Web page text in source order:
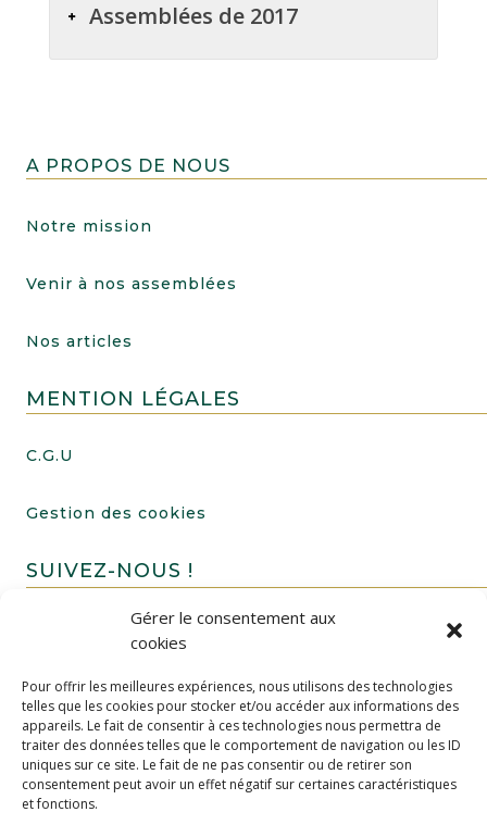
Gérer le consentement aux
cookies
Pour offrir les meilleures expériences, nous utilisons des technologies
telles que les cookies pour stocker et/ou accéder aux informations des
appareils. Le fait de consentir à ces technologies nous permettra de
traiter des données telles que le comportement de navigation ou les ID
uniques sur ce site. Le fait de ne pas consentir ou de retirer son
consentement peut avoir un effet négatif sur certaines caractéristiques
et fonctions.
Assemblées de 2017
A PROPOS DE NOUS
Notre mission
Venir à nos assemblées
Nos articles
MENTION LÉGALES
C.G.U
Gestion des cookies
SUIVEZ-NOUS !
FAIRE UN DON